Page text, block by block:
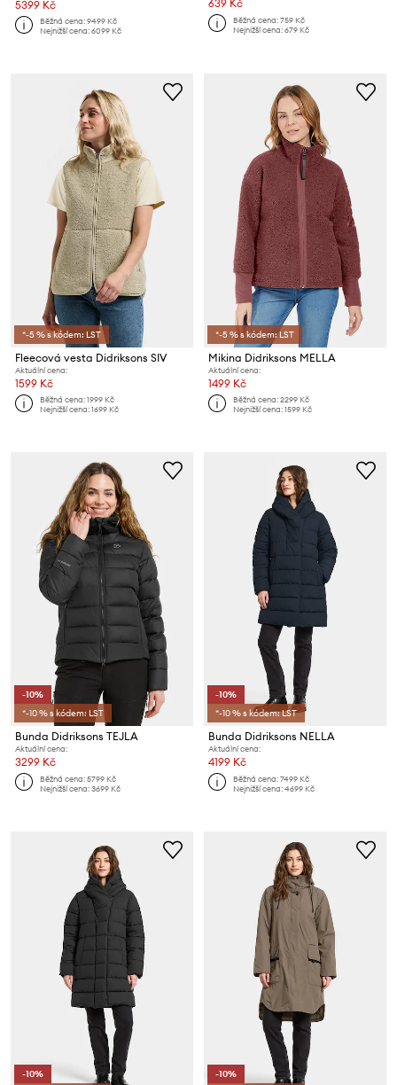
5399 Kč
Běžná cena:9499 Kč
Nejnižší cena:6099 Kč
639 Kč
Běžná cena:759 Kč
Nejnižší cena:679 Kč
*-5 % s kódem: LST
Fleecová vesta Didriksons SIV
Aktuální cena:
1599 Kč
Běžná cena:1999 Kč
Nejnižší cena:1699 Kč
*-5 % s kódem: LST
Mikina Didriksons MELLA
Aktuální cena:
1499 Kč
Běžná cena:2299 Kč
Nejnižší cena:1599 Kč
-10%
*-10 % s kódem: LST
Bunda Didriksons TEJLA
Aktuální cena:
3299 Kč
Běžná cena:5799 Kč
Nejnižší cena:3699 Kč
-10%
*-10 % s kódem: LST
Bunda Didriksons NELLA
Aktuální cena:
4199 Kč
Běžná cena:7499 Kč
Nejnižší cena:4699 Kč
-10%
-10%